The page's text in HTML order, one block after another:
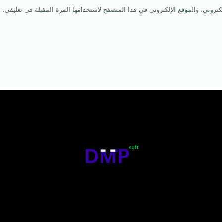
والموقع الإلكتروني في هذا المتصفح لاستخدامها المرة المقبلة في تعليقي.